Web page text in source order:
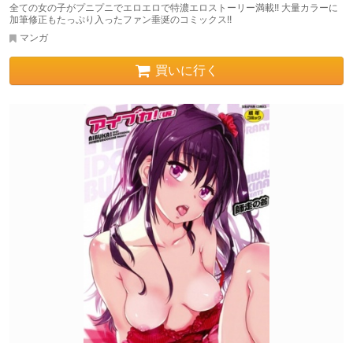
全ての女の子がプニプニでエロエロで特濃エロストーリー満載!! 大量カラーに
加筆修正もたっぷり入ったファン垂涎のコミックス!!
マンガ
買いに行く